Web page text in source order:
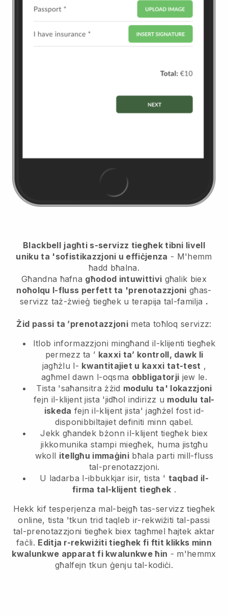
Blackbell jagħti s-servizz tiegħek tibni livell
uniku ta 'sofistikazzjoni u effiċjenza - M'hemm
ħadd bħalna.
Għandna ħafna għodod intuwittivi għalik biex
noħolqu l-fluss perfett ta 'prenotazzjoni għas-
servizz taż-żwieġ tiegħek u terapija tal-familja .
Żid passi ta ’prenotazzjonimeta toħloq servizz:
Itlob informazzjoni mingħand il-klijenti tiegħek
permezz ta ’ kaxxi ta’ kontroll, dawk li
jagħżlu l- kwantitajiet u kaxxi tat-test ,
agħmel dawn l-oqsma obbligatorji jew le.
Tista 'saħansitra żżid modulu ta' lokazzjoni
fejn il-klijent jista 'jidħol indirizz u modulu tal-
iskeda fejn il-klijent jista' jagħżel fost id-
disponibbiltajiet definiti minn qabel.
Jekk għandek bżonn il-klijent tiegħek biex
jikkomunika stampi miegħek, huma jistgħu
wkoll itellgħu immaġini bħala parti mill-fluss
tal-prenotazzjoni.
U ladarba l-ibbukkjar isir, tista ' taqbad il-
firma tal-klijent tiegħek .
Hekk kif tesperjenza mal-bejgħ tas-servizz tiegħek
online, tista 'tkun trid taqleb ir-rekwiżiti tal-passi
tal-prenotazzjoni tiegħek biex tagħmel ħajtek aktar
faċli. Editja r-rekwiżiti tiegħek fi ftit klikks minn
kwalunkwe apparat fi kwalunkwe ħin - m'hemmx
għalfejn tkun ġenju tal-kodiċi.